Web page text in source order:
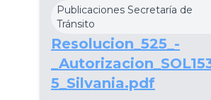
Publicaciones Secretaría de
Tránsito
Resolucion_525_-
5_Silvania.pdf